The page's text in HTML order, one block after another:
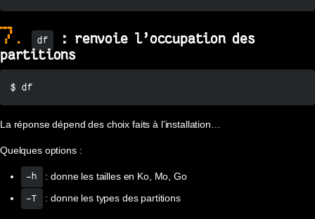
7. df
: renvoie l’occupation des
partitions
$ df
La réponse dépend des choix faits à l’installation…
Quelques options :
-h : donne les tailles en Ko, Mo, Go
-T : donne les types des partitions